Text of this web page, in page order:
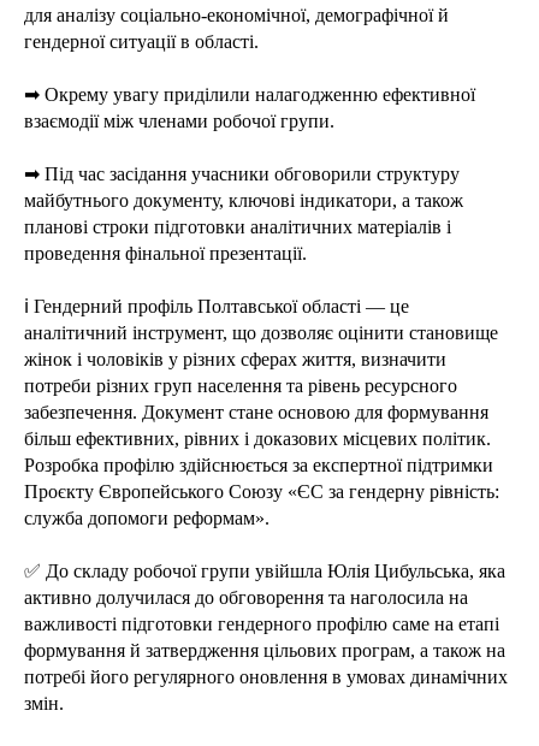
для аналізу соціально-економічної, демографічної й
гендерної ситуації в області.
➡ Окрему увагу приділили налагодженню ефективної
взаємодії між членами робочої групи.
➡ Під час засідання учасники обговорили структуру
майбутнього документу, ключові індикатори, а також
планові строки підготовки аналітичних матеріалів і
проведення фінальної презентації.
ℹ️ Гендерний профіль Полтавської області — це
аналітичний інструмент, що дозволяє оцінити становище
жінок і чоловіків у різних сферах життя, визначити
потреби різних груп населення та рівень ресурсного
забезпечення. Документ стане основою для формування
більш ефективних, рівних і доказових місцевих політик.
Розробка профілю здійснюється за експертної підтримки
Проєкту Європейського Союзу «ЄС за гендерну рівність:
служба допомоги реформам».
✅ До складу робочої групи увійшла Юлія Цибульська, яка
активно долучилася до обговорення та наголосила на
важливості підготовки гендерного профілю саме на етапі
формування й затвердження цільових програм, а також на
потребі його регулярного оновлення в умовах динамічних
змін.